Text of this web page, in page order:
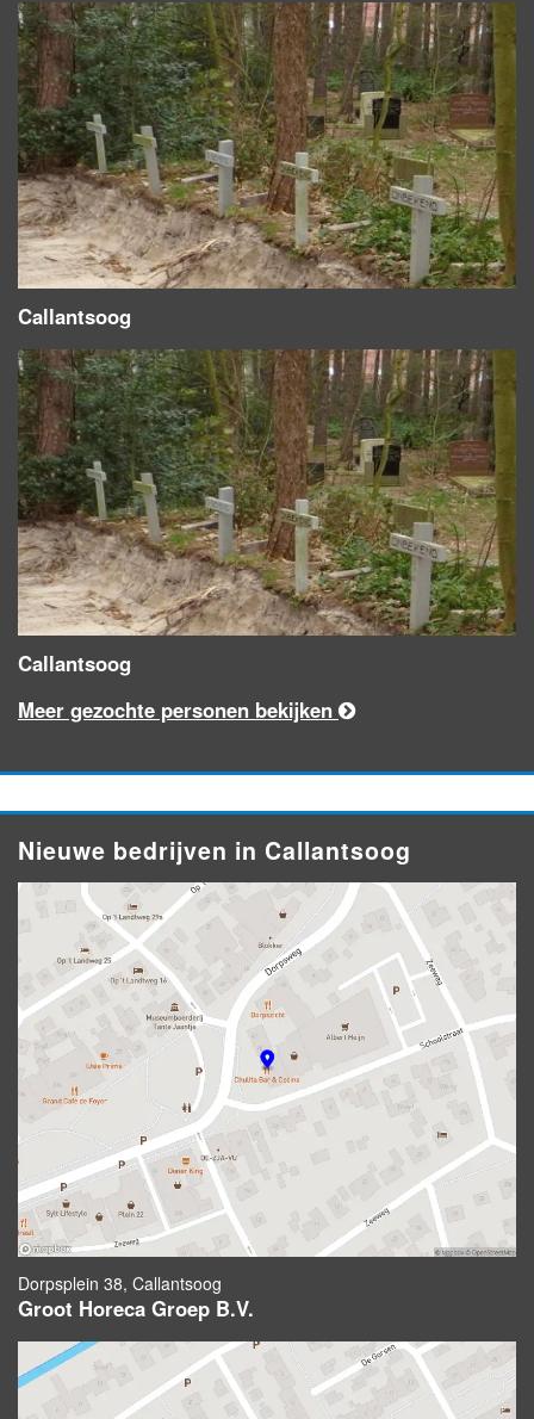
Callantsoog
Callantsoog
Meer gezochte personen bekijken
Nieuwe bedrijven in Callantsoog
Dorpsplein 38, Callantsoog
Groot Horeca Groep B.V.